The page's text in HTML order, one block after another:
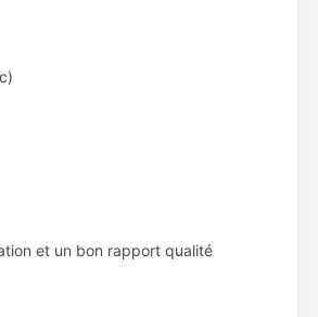
et un bon rapport qualité